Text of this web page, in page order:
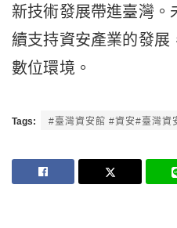
新技術發展帶進臺灣。
續支持資安產業的發展
數位環境。
Tags: #臺灣資安館 #資安#臺灣資